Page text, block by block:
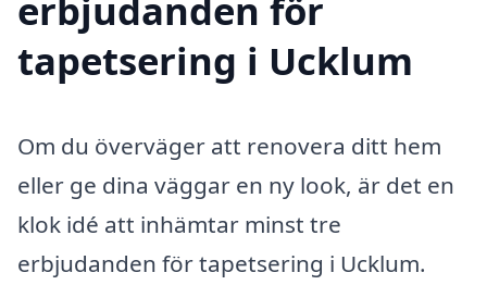
tapetsering i Ucklum
Om du överväger att renovera ditt hem
eller ge dina väggar en ny look, är det en
klok idé att inhämtar minst tre
erbjudanden för tapetsering i Ucklum.